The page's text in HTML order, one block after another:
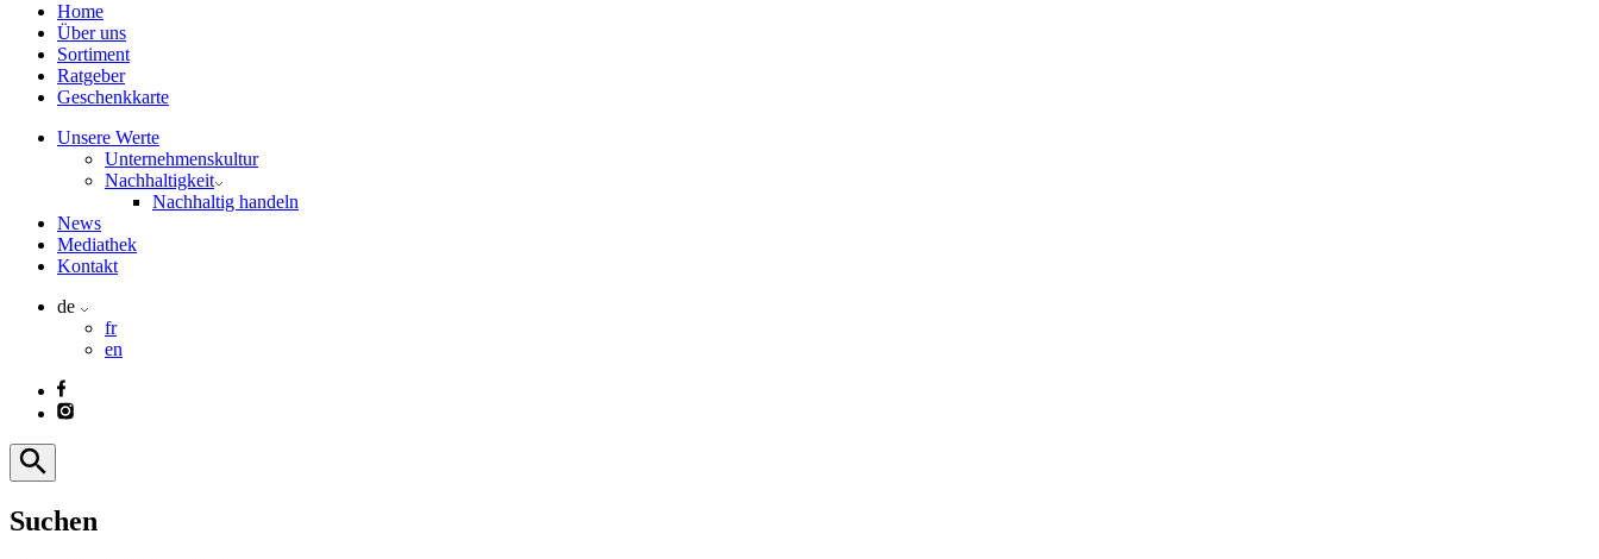
Home
Über uns
Sortiment
Ratgeber
Geschenkkarte
Unsere Werte
Unternehmenskultur
Nachhaltigkeit
Nachhaltig handeln
News
Mediathek
Kontakt
de
fr
en
Suchen